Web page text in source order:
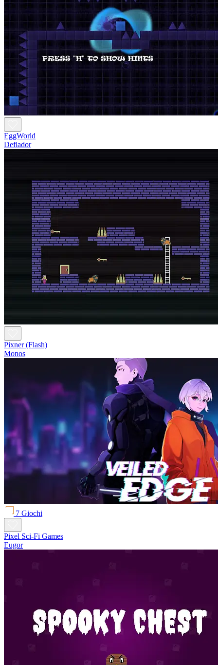
EggWorld
Deflador
Pixner (Flash)
Monos
7 Giochi
Pixel Sci-Fi Games
Eugor